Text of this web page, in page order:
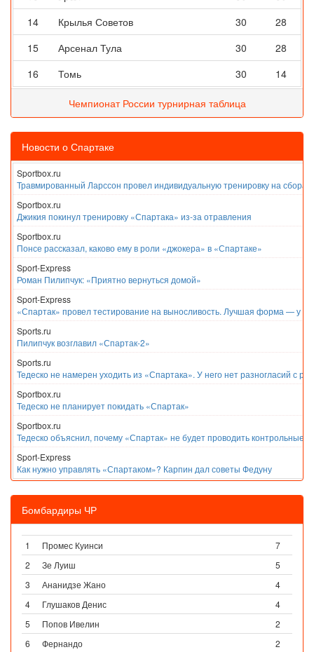
14
Крылья Советов 30
28
15
Арсенал Тула 30
28
16
Томь 30 14
Чемпионат России турнирная таблица
Новости о Спартаке
Sportbox.ru
Травмированный Ларссон провел индивидуальную тренировку на
Sportbox.ru
Джикия покинул тренировку «Спартака» из-за отравления
Sportbox.ru
Понсе рассказал, каково ему в роли «джокера» в «Спартаке»
Sport-Express
Роман Пилипчук: «Приятно вернуться домой»
Sport-Express
«Спартак» провел тестирование на выносливость. Лучшая форма — у
Sports.ru
Пилипчук возглавил «Спартак-2»
Sports.ru
Тедеско не намерен уходить из «Спартака». У него нет разногласий с
Sportbox.ru
Тедеско не планирует покидать «Спартак»
Sportbox.ru
Тедеско объяснил, почему «Спартак» не будет проводить контрольные
Sport-Express
Как нужно управлять «Спартаком»? Карпин дал советы Федуну
Бомбардиры ЧР
1 Промес Куинси
7
2
Зе Луиш
5
3
Ананидзе Жано
4
4
Глушаков Денис
4
5
Попов Ивелин
2
6
Фернандо
2